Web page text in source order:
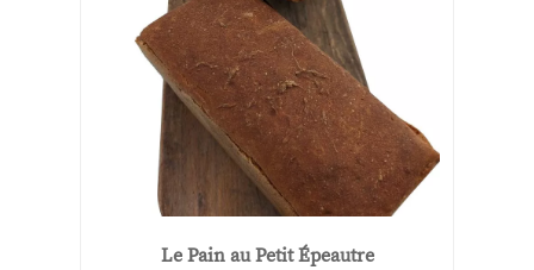
Le Pain au Petit Épeautre